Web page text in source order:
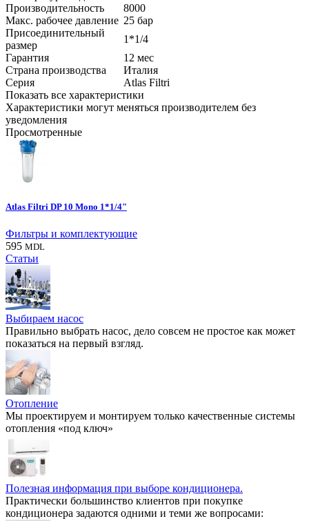
Производительность
8000
Макс. рабочее давление 25 бар
Присоединительный
размер
1*1/4
Гарантия
12 мес
Страна производства
Италия
Серия
Atlas Filtri
Показать все характеристики
Характеристики могут меняться производителем без
уведомления
Просмотренные
Atlas Filtri DP 10 Mono 1*1/4"
Фильтры и комплектующие
595 MDL
Статьи
Выбираем насос
Правильно выбрать насос, дело совсем не простое как может
показаться на первый взгляд.
Отопление
Мы проектируем и монтируем только качественные системы
отопления «под ключ»
Полезная информация при выборе кондиционера.
Практически большинство клиентов при покупке
кондиционера задаются одними и теми же вопросами: